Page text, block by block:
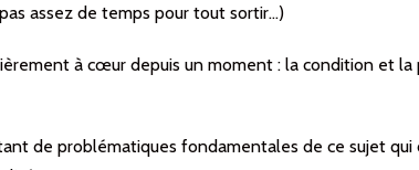
assez de temps pour tout sortir…)
à cœur depuis un moment : la condition et la
de problématiques fondamentales de ce sujet qui